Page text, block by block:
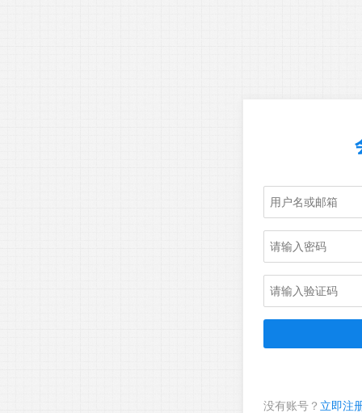
没有账号？ 立即注